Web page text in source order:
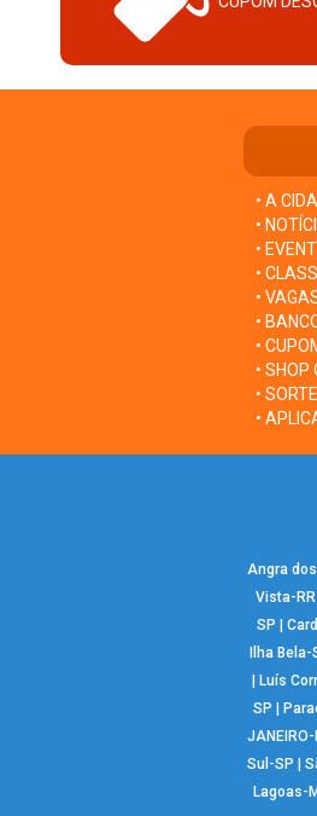
• A
•
•
•
•
•
•
• SHOP
•
•
Angra
Vista-RR|
SP
Ilha Bela-
Luís
SP
JANEIRO-
Sul-SP
Lagoas-